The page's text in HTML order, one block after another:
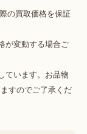
の買取価格を保証
が変動する場合ご
ています。お品物
すのでご了承くだ